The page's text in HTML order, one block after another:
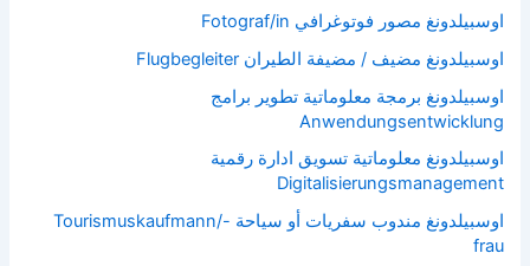
اوسبيلدونغ مصور فوتوغرافي Fotograf/in
اوسبيلدونغ مضيف / مضيفة الطيران Flugbegleiter
اوسبيلدونغ برمجة معلوماتية تطوير برامج
Anwendungsentwicklung
اوسبيلدونغ معلوماتية تسويق ادارة رقمية
Digitalisierungsmanagement
اوسبيلدونغ مندوب سفريات أو سياحة Tourismuskaufmann/-
frau